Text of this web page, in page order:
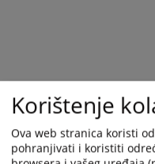
and
select
a
date.
Press
a
Korištenje
Ova web stranica koristi
pohranjivati i koristiti